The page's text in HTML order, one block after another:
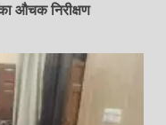
औचक निरीक्षण